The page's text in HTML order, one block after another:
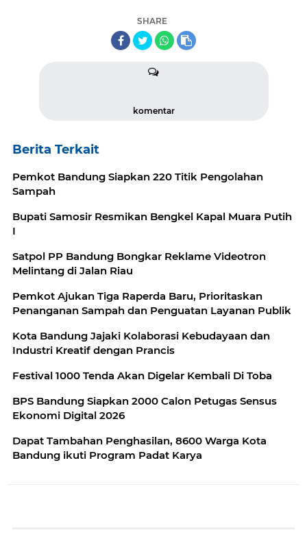
SHARE
komentar
Berita Terkait
Pemkot Bandung Siapkan 220 Titik Pengolahan
Sampah
Bupati Samosir Resmikan Bengkel Kapal Muara Putih
I
Satpol PP Bandung Bongkar Reklame Videotron
Melintang di Jalan Riau
Pemkot Ajukan Tiga Raperda Baru, Prioritaskan
Penanganan Sampah dan Penguatan Layanan Publik
Kota Bandung Jajaki Kolaborasi Kebudayaan dan
Industri Kreatif dengan Prancis
Festival 1000 Tenda Akan Digelar Kembali Di Toba
BPS Bandung Siapkan 2000 Calon Petugas Sensus
Ekonomi Digital 2026
Dapat Tambahan Penghasilan, 8600 Warga Kota
Bandung ikuti Program Padat Karya